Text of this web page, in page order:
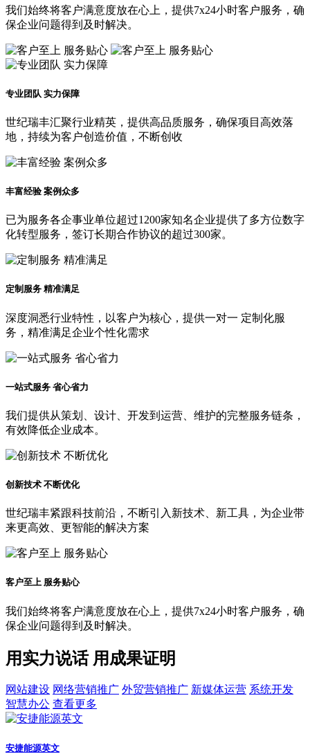
我们始终将客户满意度放在心上，提供7x24小时客户服务，确
保企业问题得到及时解决。
专业团队 实力保障
世纪瑞丰汇聚行业精英，提供高品质服务，确保项目高效落
地，持续为客户创造价值，不断创收
丰富经验 案例众多
已为服务各企事业单位超过1200家知名企业提供了多方位数字
化转型服务，签订长期合作协议的超过300家。
定制服务 精准满足
深度洞悉行业特性，以客户为核心，提供一对一 定制化服
务，精准满足企业个性化需求
一站式服务 省心省力
我们提供从策划、设计、开发到运营、维护的完整服务链条，
有效降低企业成本。
创新技术 不断优化
世纪瑞丰紧跟科技前沿，不断引入新技术、新工具，为企业带
来更高效、更智能的解决方案
客户至上 服务贴心
我们始终将客户满意度放在心上，提供7x24小时客户服务，确
保企业问题得到及时解决。
用实力说话 用成果证明
网站建设 网络营销推广 外贸营销推广 新媒体运营 系统开发
智慧办公 查看更多
安捷能源英文